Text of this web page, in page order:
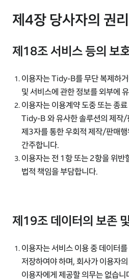
제4장 당사자의 권
제18조 서비스 등의 보
이용자는 Tidy-B를 무단 복제하
및 서비스에 관한 정보를 외부에
이용자는 이용계약 도중 또는 종
Tidy-B 와 유사한 솔루션의 제작/
제3자를 통한 우회적 제작/판매
간주합니다.
이용자는 전 1항 또는 2항을 위반
법적 책임을 부담합니다.
제19조 데이터의 보존
이용자는 서비스 이용 중 데이터
저장하여야 하며, 회사가 이용자
이용자에게 제공할 의무는 없습